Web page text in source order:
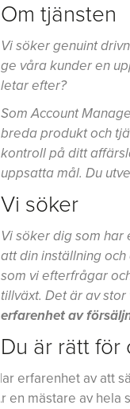
Om tjänsten
Vi söker genuint
ge våra kunder en
letar efter?
Som Account
breda produkt och
kontroll på ditt
uppsatta mål. Du
Vi söker
Vi söker dig som
att din inställning
som vi efterfrågar
tillväxt. Det är av
erfarenhet av
Du är rätt för
Har erfarenhet av att
Är en mästare av